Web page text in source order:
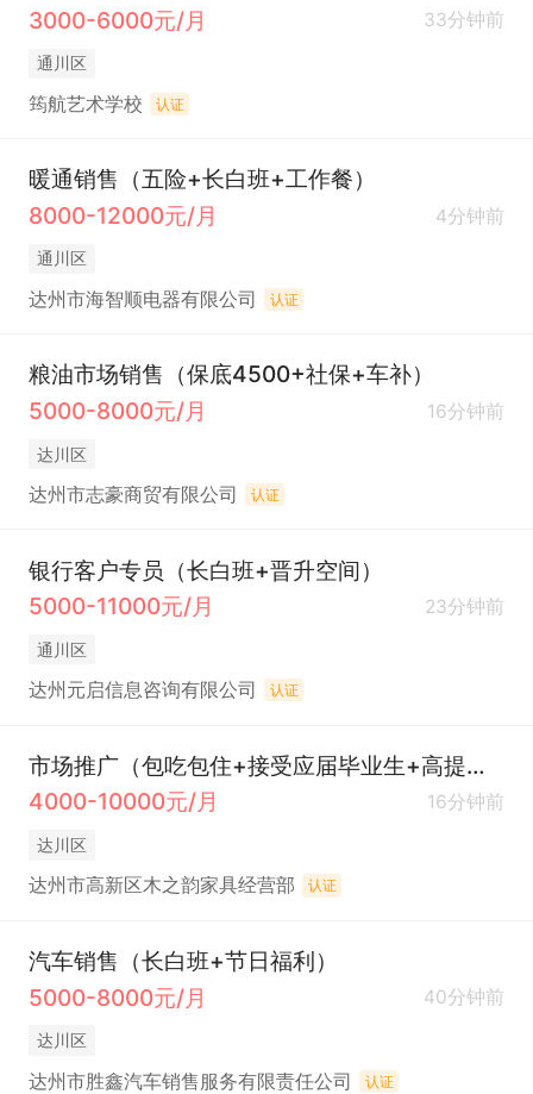
3000-6000元/月
33分钟前
通川区
筠航艺术学校 认证
暖通销售（五险+长白班+工作餐）
8000-12000元/月
4分钟前
通川区
达州市海智顺电器有限公司 认证
粮油市场销售（保底4500+社保+车补）
5000-8000元/月
16分钟前
达川区
达州市志豪商贸有限公司 认证
银行客户专员（长白班+晋升空间）
5000-11000元/月
23分钟前
通川区
达州元启信息咨询有限公司 认证
市场推广（包吃包住+接受应届毕业生+高提成）
4000-10000元/月
16分钟前
达川区
达州市高新区木之韵家具经营部 认证
汽车销售（长白班+节日福利）
5000-8000元/月
40分钟前
达川区
达州市胜鑫汽车销售服务有限责任公司 认证